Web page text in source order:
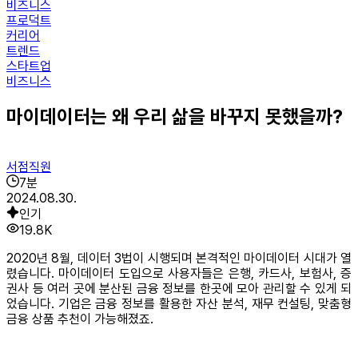
비즈니스
프로덕트
커리어
트렌드
스타트업
비즈니스
마이데이터는 왜 우리 삶을 바꾸지 못했을까?
서점직원
7분
2024.08.30.
인기
19.8K
2020년 8월, 데이터 3법이 시행되며 본격적인 마이데이터 시대가 열
렸습니다. 마이데이터 도입으로 사용자들은 은행, 카드사, 보험사, 증
권사 등 여러 곳에 분산된 금융 정보를 한곳에 모아 관리할 수 있게 되
었습니다. 기업은 금융 정보를 활용한 자산 분석, 재무 컨설팅, 맞춤형
금융 상품 추천이 가능해졌죠.